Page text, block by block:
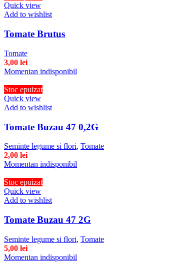
Quick view
Add to wishlist
Tomate Brutus
Tomate
3,00 lei
Momentan indisponibil
Stoc epuizat
Quick view
Add to wishlist
Tomate Buzau 47 0,2G
Seminte legume si flori, Tomate
2,00 lei
Momentan indisponibil
Stoc epuizat
Quick view
Add to wishlist
Tomate Buzau 47 2G
Seminte legume si flori, Tomate
5,00 lei
Momentan indisponibil